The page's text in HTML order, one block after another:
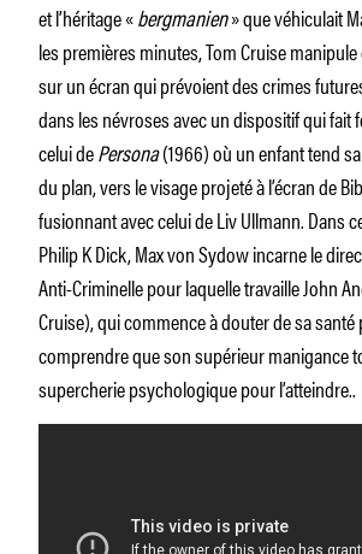
et l’héritage «bergmanien» que véhiculait
les premières minutes, Tom Cruise
sur un écran qui prévoient des crimes
dans les névroses avec un dispositif qui fait
celui dePersona(1966) où un enfant tend
du plan, vers le visage projeté à l’écran de
fusionnant avec celui de Liv Ullmann. Dans
Philip K Dick, Max von Sydow incarne le
Anti-Criminelle pour laquelle travaille John
Cruise), qui commence à douter de sa
comprendre que son supérieur manigance
supercherie psychologique pour l’atteindre..